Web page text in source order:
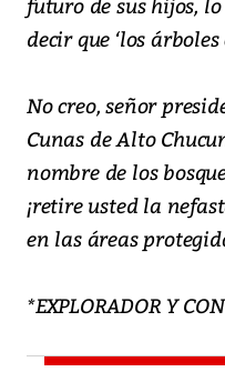
decir que ‘los árboles
No creo, señor
Cunas de Alto
nombre de los
¡retire usted la
en las áreas
*EXPLORADOR Y